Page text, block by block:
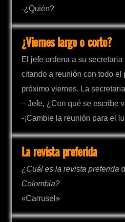
-¿Quién?
¿Viernes largo o corto?
El jefe ordena a su
citando a reunión con todo el
próximo viernes. La
– Jefe, ¿Con qué se escribe
-¡Cambie la reunión para el
La revista preferida
¿Cuál es la revista preferida
Colombia?
«Carrusel»